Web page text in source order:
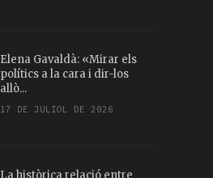
Elena Gavaldà: «Mirar els
polítics a la cara i dir-los
allò...
17 DE JULIOL DE 2026
La històrica relació entre